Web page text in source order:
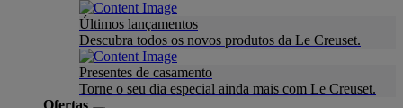
Últimos lançamentos
Descubra todos os novos produtos da Le Creuset.
Presentes de casamento
Torne o seu dia especial ainda mais com Le Creuset.
Ofertas